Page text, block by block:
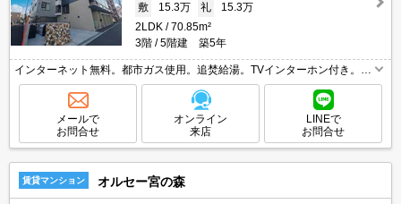
敷
15.3万 礼
15.3万
2LDK
70.85m²
3階
5階建 築5年
インターネット無料。都市ガス使用。追焚給湯。TVインターホン付き。オ
ートロック。システムキッチン。ウォークインクローゼット付き。宅配ボ
ックスあり。防犯カメラ。ロードヒーティング。駐輪場有。角部屋。
メールで
お問合せ
オンライン
来店
LINEで
お問合せ
賃貸マンション オルセー宮の森